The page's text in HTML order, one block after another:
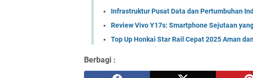
Infrastruktur Pusat Data dan Pertumbuhan
Review Vivo Y17s: Smartphone Sejutaan
Top Up Honkai Star Rail Cepat 2025 Aman
Berbagi :